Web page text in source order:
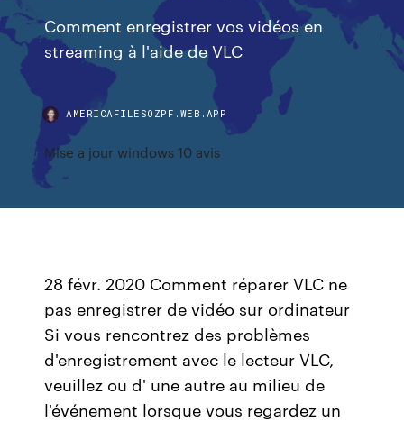
Comment enregistrer vos vidéos en
streaming à l'aide de VLC
AMERICAFILESOZPF.WEB.APP
Mise a jour windows 10 avis
28 févr. 2020 Comment réparer VLC ne
pas enregistrer de vidéo sur ordinateur
Si vous rencontrez des problèmes
d'enregistrement avec le lecteur VLC,
veuillez ou d' une autre au milieu de
l'événement lorsque vous regardez un